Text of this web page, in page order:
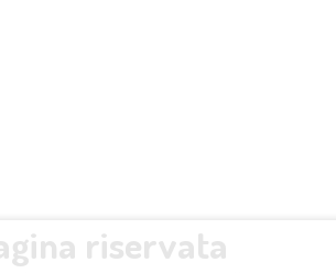
riservata